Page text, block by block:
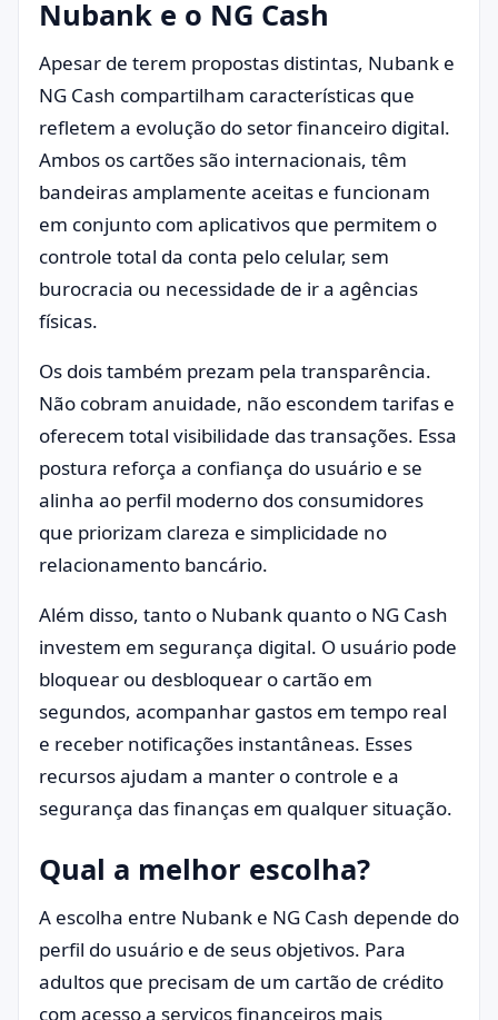
Nubank e o NG Cash
Apesar de terem propostas distintas, Nubank e
NG Cash compartilham características que
refletem a evolução do setor financeiro digital.
Ambos os cartões são internacionais, têm
bandeiras amplamente aceitas e funcionam
em conjunto com aplicativos que permitem o
controle total da conta pelo celular, sem
burocracia ou necessidade de ir a agências
físicas.
Os dois também prezam pela transparência.
Não cobram anuidade, não escondem tarifas e
oferecem total visibilidade das transações. Essa
postura reforça a confiança do usuário e se
alinha ao perfil moderno dos consumidores
que priorizam clareza e simplicidade no
relacionamento bancário.
Além disso, tanto o Nubank quanto o NG Cash
investem em segurança digital. O usuário pode
bloquear ou desbloquear o cartão em
segundos, acompanhar gastos em tempo real
e receber notificações instantâneas. Esses
recursos ajudam a manter o controle e a
segurança das finanças em qualquer situação.
Qual a melhor escolha?
A escolha entre Nubank e NG Cash depende do
perfil do usuário e de seus objetivos. Para
adultos que precisam de um cartão de crédito
com acesso a serviços financeiros mais